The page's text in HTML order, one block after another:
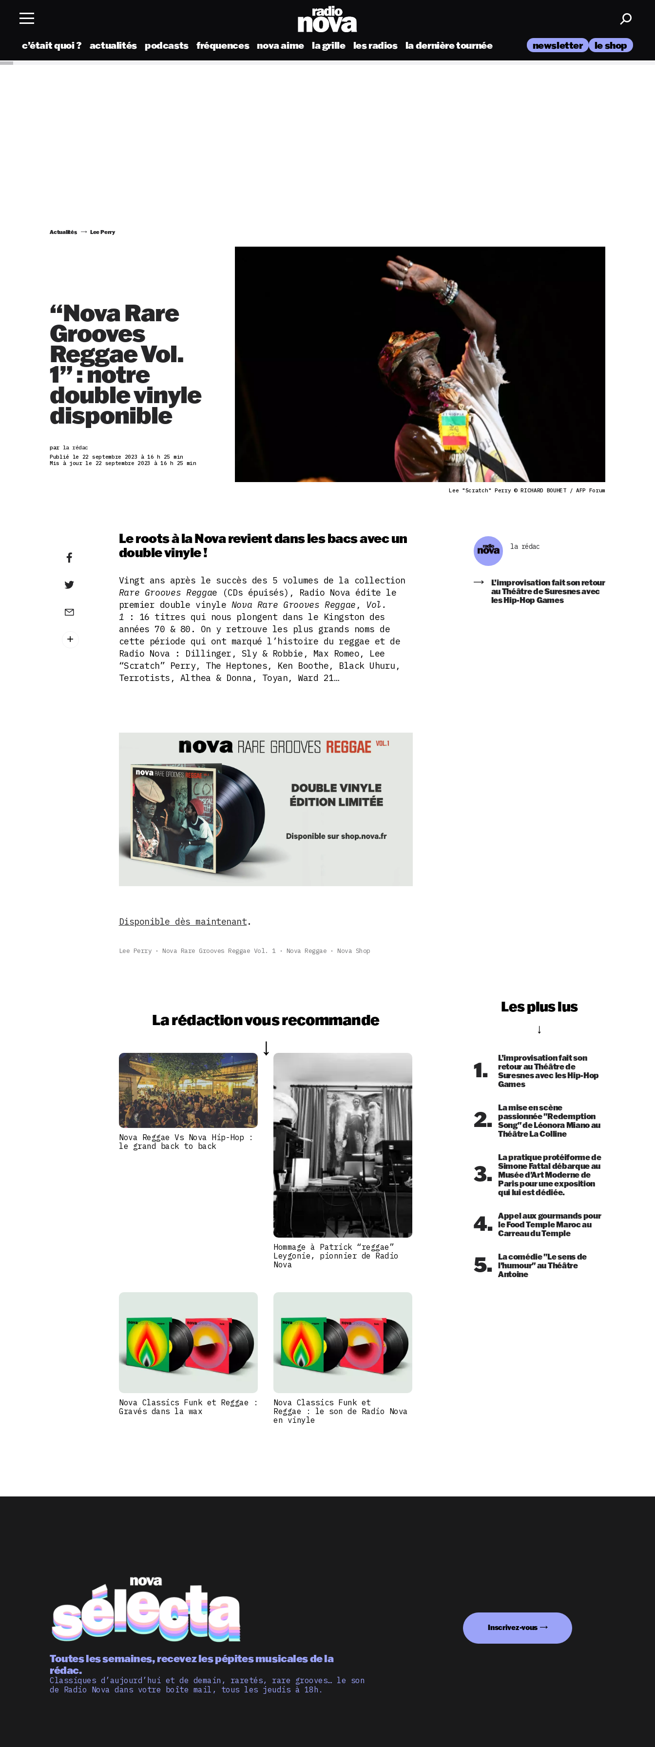
c’était quoi ? actualités podcasts fréquences nova aime la grille les radios la dernière tournée newsletter le shop
Actualités Lee Perry
“Nova Rare
Grooves
Reggae Vol.
1” : notre
double vinyle
disponible
par la rédac
Publié le 22 septembre 2023 à 16 h 25 min
Mis à jour le 22 septembre 2023 à 16 h 25 min
Lee "Scratch" Perry © RICHARD BOUHET / AFP Forum
Le roots à la Nova revient dans les bacs avec un
double vinyle !
Vingt ans après le succès des 5 volumes de la collection
Rare Grooves Reggae (CDs épuisés), Radio Nova édite le
premier double vinyle Nova Rare Grooves Reggae , Vol.
1
: 16 titres qui nous plongent dans le Kingston des
années 70 & 80. On y retrouve les plus grands noms de
cette période qui ont marqué l’histoire du reggae et de
Radio Nova : Dillinger, Sly & Robbie, Max Romeo, Lee
“Scratch” Perry, The Heptones, Ken Boothe, Black Uhuru,
Terrotists, Althea & Donna, Toyan, Ward 21…
Disponible dès maintenant.
Lee Perry Nova Rare Grooves Reggae Vol. 1 Nova Reggae Nova Shop
La rédaction vous recommande
Nova Reggae Vs Nova Hip-Hop :
le grand back to back
Hommage à Patrick “reggae”
Leygonie, pionnier de Radio
Nova
Nova Classics Funk et Reggae :
Gravés dans la wax
Nova Classics Funk et
Reggae : le son de Radio Nova
en vinyle
la rédac
L’improvisation fait son retour
au Théâtre de Suresnes avec
les Hip-Hop Games
Les plus lus
1.
L’improvisation fait son
retour au Théâtre de
Suresnes avec les Hip-Hop
Games
2. La mise en scène
passionnée "Redemption
Song" de Léonora Miano au
Théâtre La Colline
3.
La pratique protéiforme de
Simone Fattal débarque au
Musée d'Art Moderne de
Paris pour une exposition
qui lui est dédiée.
4. Appel aux gourmands pour
le Food Temple Maroc au
Carreau du Temple
5. La comédie "Le sens de
l'humour" au Théâtre
Antoine
Toutes les semaines, recevez les pépites musicales de la
rédac.
Classiques d’aujourd’hui et de demain, raretés, rare grooves… le son
de Radio Nova dans votre boîte mail, tous les jeudis à 18h.
Inscrivez-vous